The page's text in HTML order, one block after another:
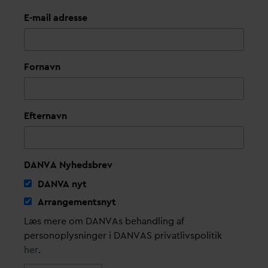
E-mail adresse
Fornavn
Efternavn
DANVA Nyhedsbrev
DANVA nyt
Arrangementsnyt
Læs mere om DANVAs behandling af
personoplysninger i DANVAS privatlivspolitik
her.